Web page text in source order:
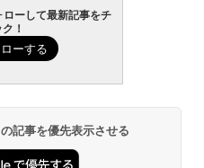
ーして最新記事をチ
！
記事を優先表示させる